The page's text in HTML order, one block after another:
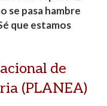
se pasa hambre
que estamos
de
(PLANEA)